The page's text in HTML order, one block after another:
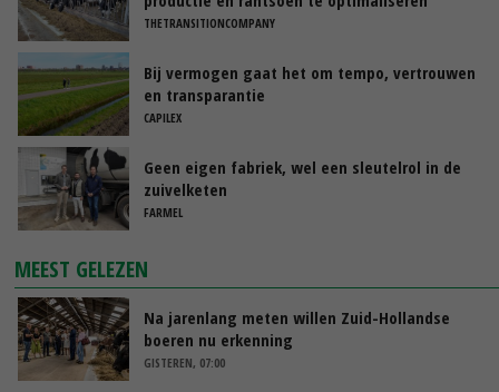
THETRANSITIONCOMPANY
Bij vermogen gaat het om tempo, vertrouwen
en transparantie
CAPILEX
Geen eigen fabriek, wel een sleutelrol in de
zuivelketen
FARMEL
MEEST GELEZEN
Na jarenlang meten willen Zuid-Hollandse
boeren nu erkenning
GISTEREN, 07:00